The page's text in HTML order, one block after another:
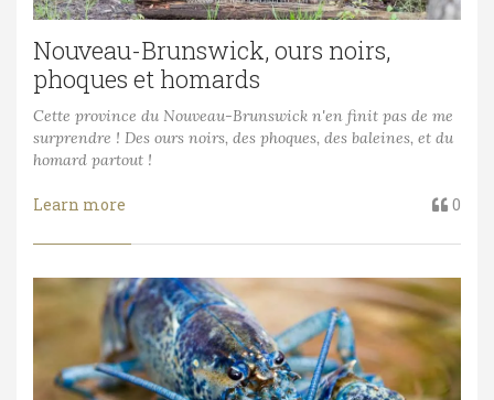
Nouveau-Brunswick, ours noirs,
phoques et homards
Cette province du Nouveau-Brunswick n'en finit pas de me
surprendre ! Des ours noirs, des phoques, des baleines, et du
homard partout !
Learn more 0